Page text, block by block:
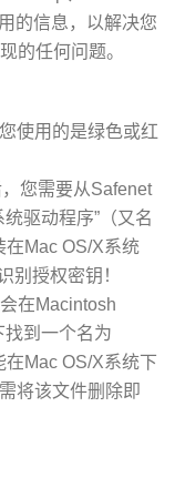
的信息，以解决您
的任何问题。
使用的是绿色或红
您需要从Safenet
驱动程序”（又名
Mac OS/X系统
别授权密钥！
在Macintosh
到一个名为
Mac OS/X系统下
将该文件删除即